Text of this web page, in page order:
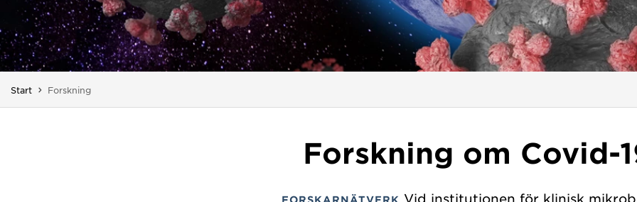
Start Du är här:
Forskning
Forskning om Covid-
FORSKARNÄTVERK Vid institutionen för klinisk